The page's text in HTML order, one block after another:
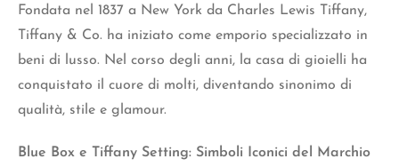
Fondata nel 1837 a New York da Charles Lewis Tiffany,
Tiffany & Co. ha iniziato come emporio specializzato in
beni di lusso. Nel corso degli anni, la casa di gioielli ha
conquistato il cuore di molti, diventando sinonimo di
qualità, stile e glamour.
Blue Box e Tiffany Setting: Simboli Iconici del Marchio